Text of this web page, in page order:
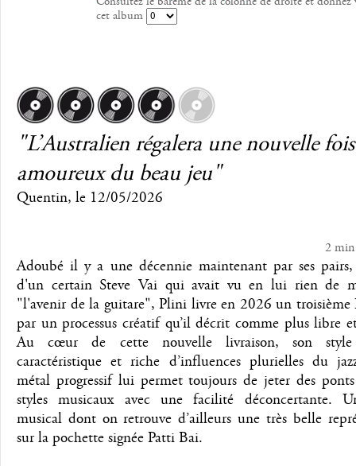
cet album
"L’Australien régalera une nouvelle
amoureux du beau jeu"
Quentin, le 12/05/2026
2 min
Adoubé il y a une décennie maintenant par ses
d'un certain Steve Vai qui avait vu en lui rien de
"l'avenir de la guitare", Plini livre en 2026 un troisième
par un processus créatif qu’il décrit comme plus libre
Au cœur de cette nouvelle livraison, son
caractéristique et riche d’influences plurielles du
métal progressif lui permet toujours de jeter des
styles musicaux avec une facilité déconcertante.
musical dont on retrouve d’ailleurs une très belle
sur la pochette signée Patti Bai.